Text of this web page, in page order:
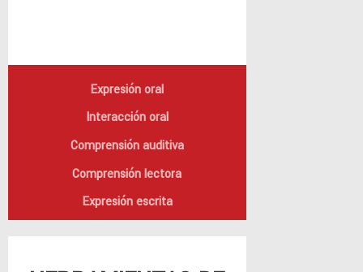
Expresión oral
Interacción oral
Comprensión auditiva
Comprensión lectora
Expresión escrita